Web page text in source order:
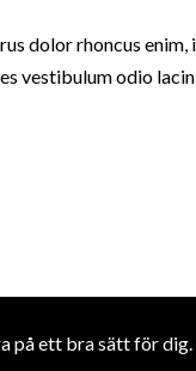
på ett bra sätt för dig.
dolor rhoncus enim,
vestibulum odio